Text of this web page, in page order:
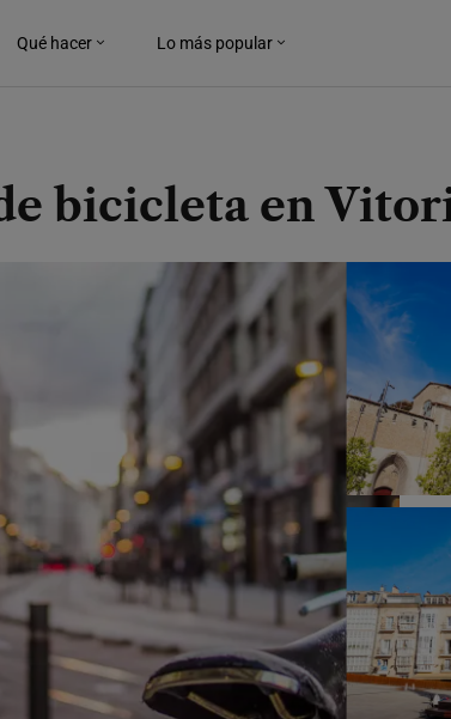
Qué hacer Lo más popular
bicicleta en